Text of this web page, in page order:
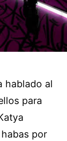
hablado al
para
por